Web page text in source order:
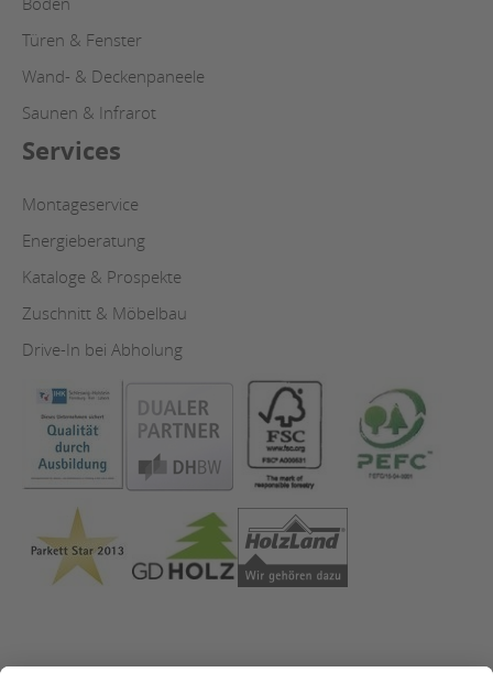
Türen & Fenster
Wand- & Deckenpaneele
Saunen & Infrarot
Services
Montageservice
Energieberatung
Kataloge & Prospekte
Zuschnitt & Möbelbau
Drive-In bei Abholung